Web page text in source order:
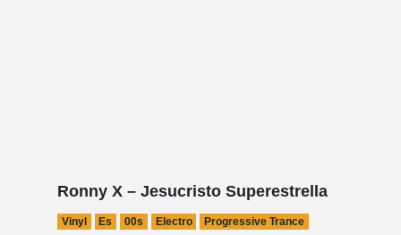
Ronny X – Jesucristo Superestrella
Vinyl Es 00s Electro Progressive Trance